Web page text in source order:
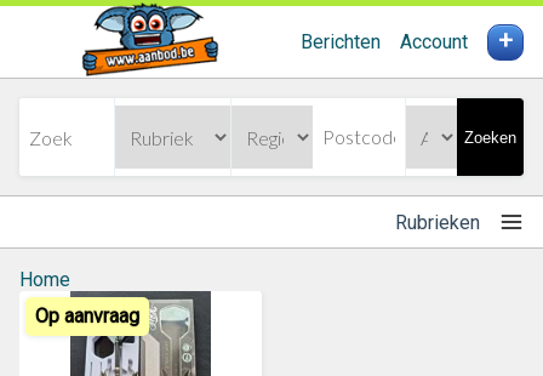
Berichten Account +
Zoeken
Rubrieken
Home
Op aanvraag